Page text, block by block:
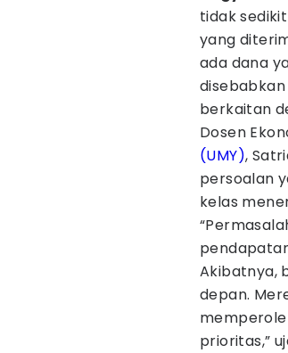
tidak
yang
ada dana
berkaitan
Dosen
(UMY),
persoalan
kelas
Akibatnya,
depan.
prioritas,”